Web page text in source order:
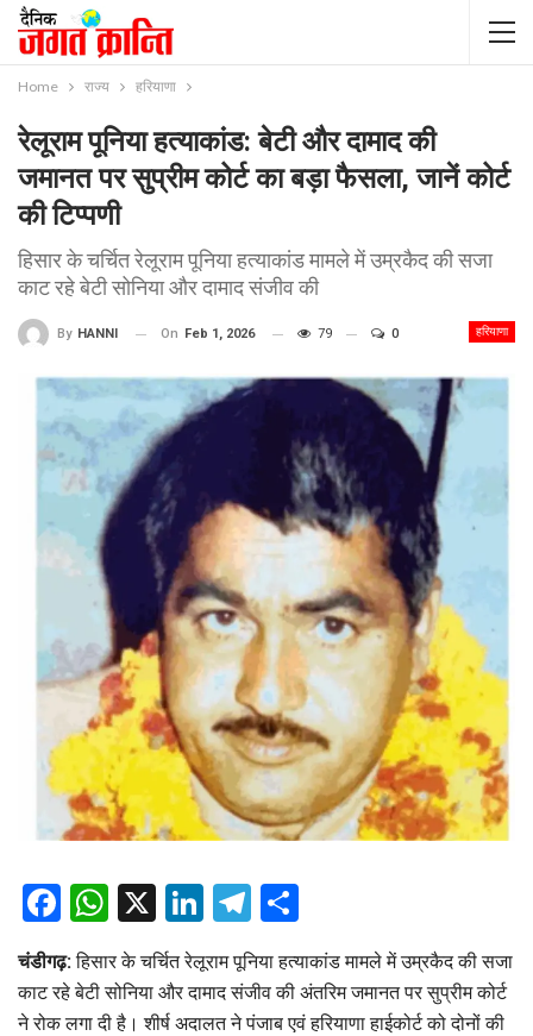
Home राज्य हरियाणा
रेलूराम पूनिया हत्याकांड: बेटी और दामाद की
जमानत पर सुप्रीम कोर्ट का बड़ा फैसला, जानें कोर्ट
की टिप्पणी
हिसार के चर्चित रेलूराम पूनिया हत्याकांड मामले में उम्रकैद की सजा
काट रहे बेटी सोनिया और दामाद संजीव की
हरियाणा
By HANNI On Feb 1, 2026 79 0
Facebook
WhatsApp
X LinkedIn
Telegram
चंडीगढ़:हिसार के चर्चित रेलूराम पूनिया हत्याकांड मामले में उम्रकैद की सजा
काट रहे बेटी सोनिया और दामाद संजीव की अंतरिम जमानत पर सुप्रीम कोर्ट
ने रोक लगा दी है। शीर्ष अदालत ने पंजाब एवं हरियाणा हाईकोर्ट को दोनों की